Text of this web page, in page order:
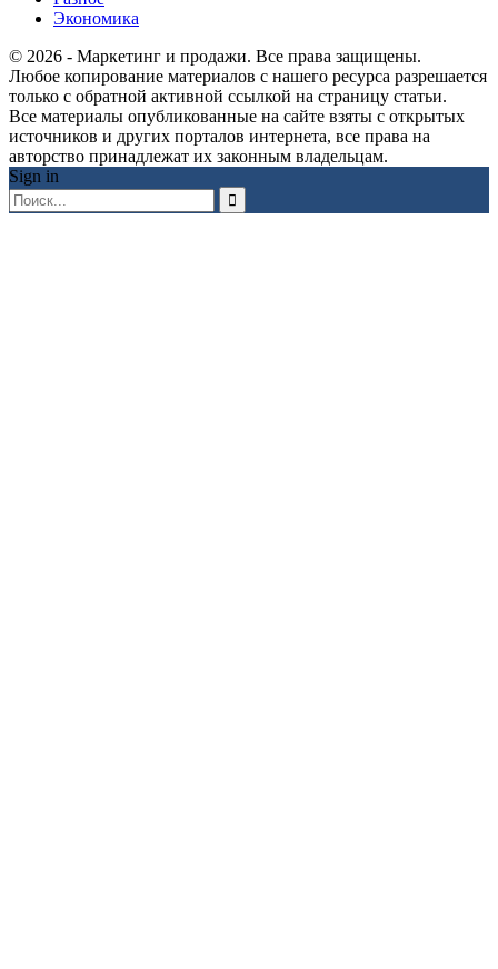
Экономика
© 2026 - Маркетинг и продажи. Все права защищены.
Любое копирование материалов с нашего ресурса разрешается
только с обратной активной ссылкой на страницу статьи.
Все материалы опубликованные на сайте взяты с открытых
источников и других порталов интернета, все права на
авторство принадлежат их законным владельцам.
Sign in